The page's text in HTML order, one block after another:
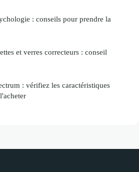
: conseils pour prendre la
et verres correcteurs : conseil
: vérifiez les caractéristiques